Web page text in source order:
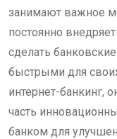
занимают важное
постоянно
сделать
быстрыми для
интернет-банкинг,
часть
банком для